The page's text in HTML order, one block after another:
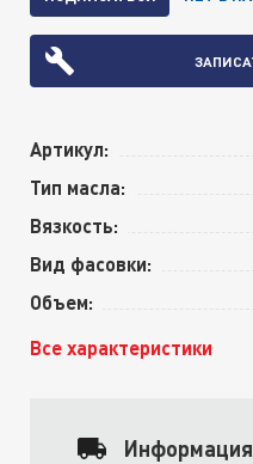
Артикул:
Тип масла:
Вязкость:
Вид фасовки:
Объем:
Все характеристики